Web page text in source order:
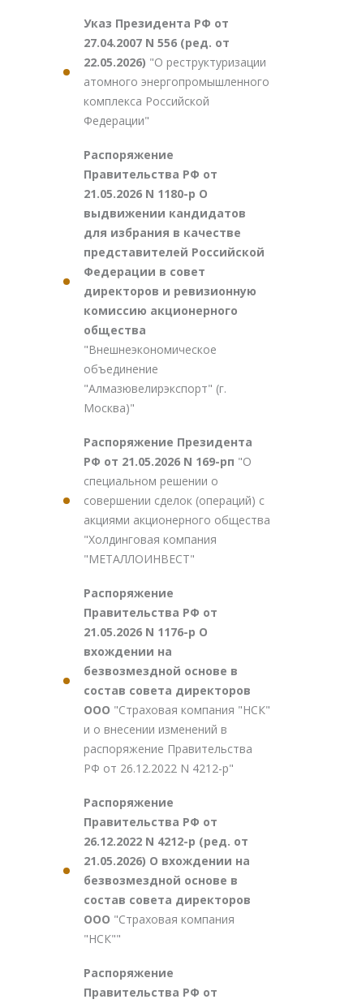
Указ Президента РФ от
27.04.2007 N 556 (ред. от
22.05.2026) "О реструктуризации
атомного энергопромышленного
комплекса Российской
Федерации"
Распоряжение
Правительства РФ от
21.05.2026 N 1180-р О
выдвижении кандидатов
для избрания в качестве
представителей Российской
Федерации в совет
директоров и ревизионную
комиссию акционерного
общества
"Внешнеэкономическое
объединение
"Алмазювелирэкспорт" (г.
Москва)"
Распоряжение Президента
РФ от 21.05.2026 N 169-рп "О
специальном решении о
совершении сделок (операций) с
акциями акционерного общества
"Холдинговая компания
"МЕТАЛЛОИНВЕСТ"
Распоряжение
Правительства РФ от
21.05.2026 N 1176-р О
вхождении на
безвозмездной основе в
состав совета директоров
ООО "Страховая компания "НСК"
и о внесении изменений в
распоряжение Правительства
РФ от 26.12.2022 N 4212-р"
Распоряжение
Правительства РФ от
26.12.2022 N 4212-р (ред. от
21.05.2026) О вхождении на
безвозмездной основе в
состав совета директоров
ООО "Страховая компания
"НСК""
Распоряжение
Правительства РФ от